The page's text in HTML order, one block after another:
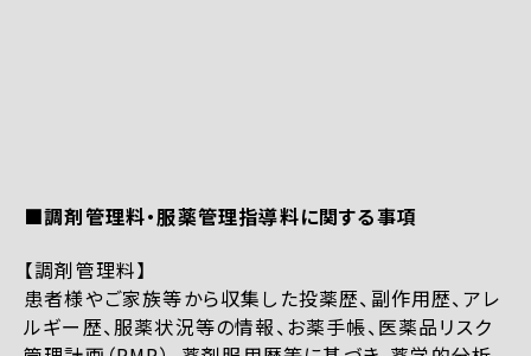
■調剤管理料・服薬管理指導料に関する事項
【調剤管理料】
患者様やご家族等から収集した投薬歴、副作用歴、アレ
ルギー歴、服薬状況等の情報、お薬手帳、医薬品リスク